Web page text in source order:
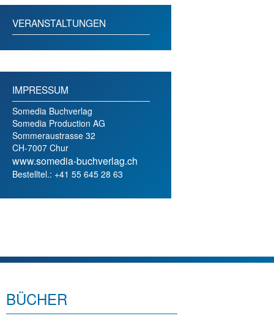
VERANSTALTUNGEN
IMPRESSUM
Somedia Buchverlag
Somedia Production AG
Sommeraustrasse 32
CH-7007 Chur
www.somedia-buchverlag.ch
Bestelltel.: +41 55 645 28 63
BÜCHER